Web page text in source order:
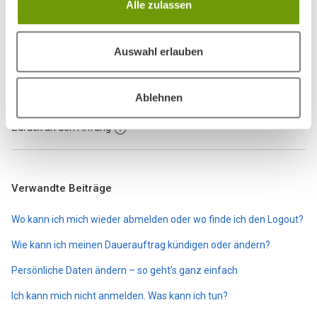
Alle zulassen
Auswahl erlauben
Ablehnen
Zurück an den Anfang
Verwandte Beiträge
Wo kann ich mich wieder abmelden oder wo finde ich den Logout?
Wie kann ich meinen Dauerauftrag kündigen oder ändern?
Persönliche Daten ändern – so geht’s ganz einfach
Ich kann mich nicht anmelden. Was kann ich tun?